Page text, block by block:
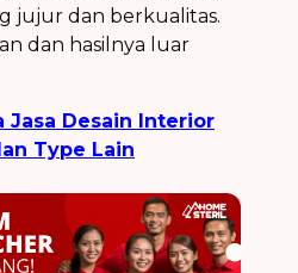
jujur dan berkualitas.
dan hasilnya luar
Jasa Desain Interior
Type Lain